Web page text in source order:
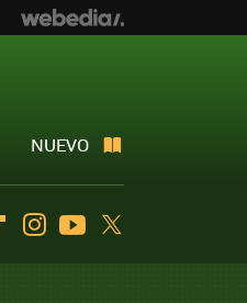
NUEVO
FlipboardInstagramYoutube